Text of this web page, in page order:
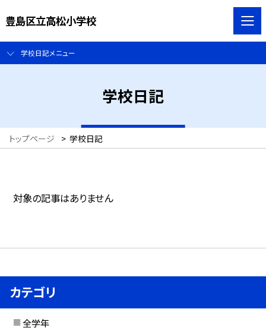
豊島区立高松小学校
学校日記メニュー
学校日記
トップページ > 学校日記
対象の記事はありません
カテゴリ
全学年